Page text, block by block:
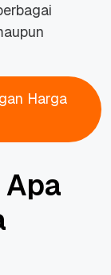
Harga